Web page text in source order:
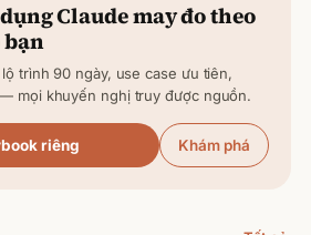
Claudemay đo theo
trình 90 ngày, use case ưu tiên,
mọi khuyến nghị truy được nguồn.
riêng Khám phá